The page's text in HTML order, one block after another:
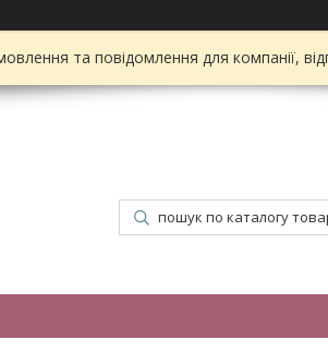
та повідомлення для компанії,